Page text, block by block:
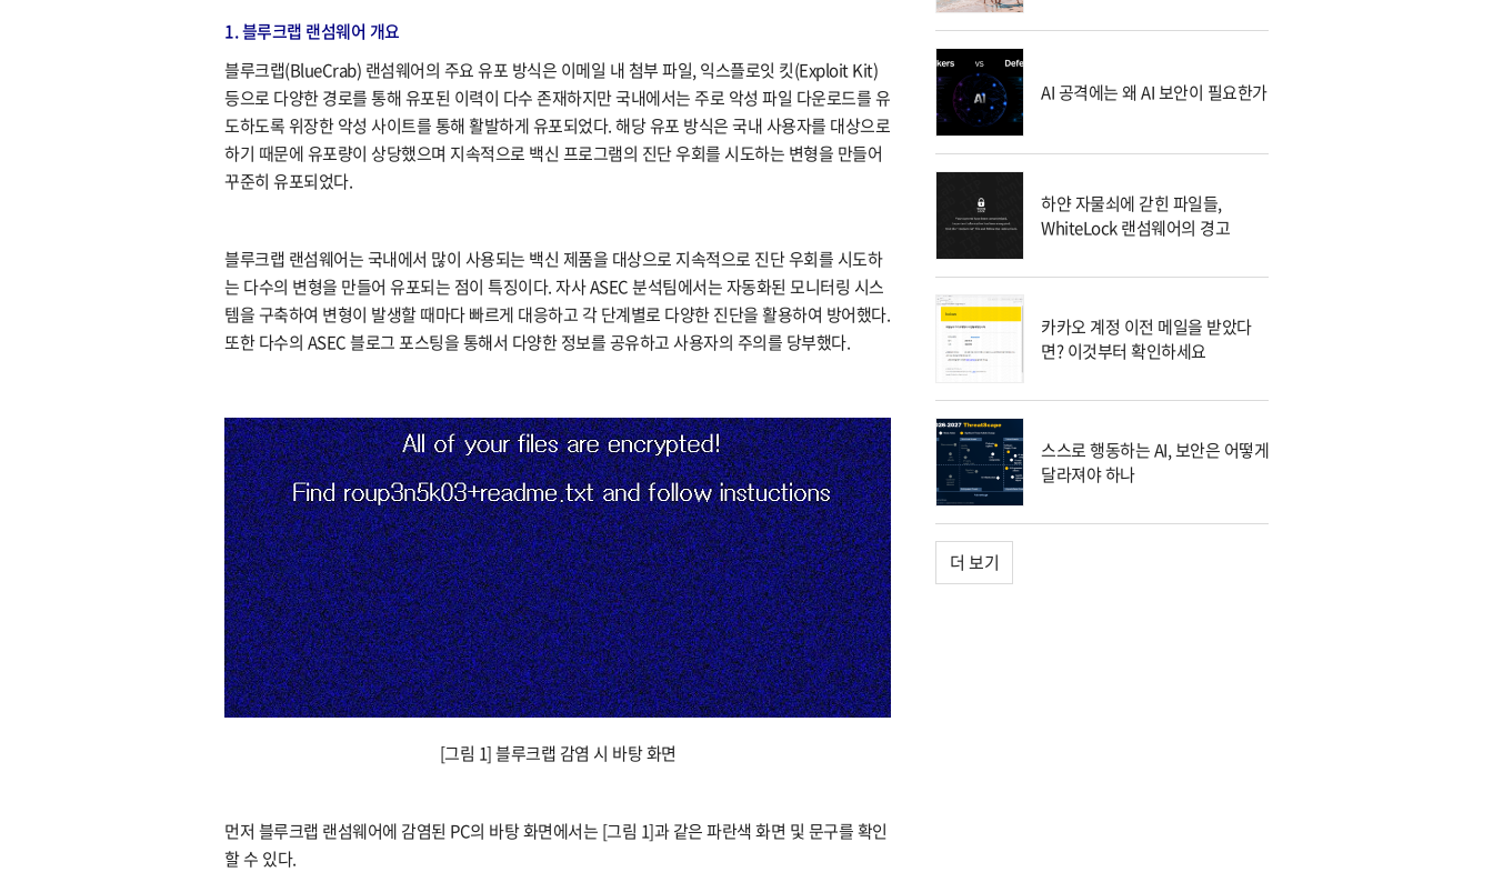
1. 블루크랩 랜섬웨어 개요
블루크랩(BlueCrab) 랜섬웨어의 주요 유포 방식은 이메일 내 첨부 파일, 익스플로잇 킷(Exploit Kit)
등으로 다양한 경로를 통해 유포된 이력이 다수 존재하지만 국내에서는 주로 악성 파일 다운로드를 유
도하도록 위장한 악성 사이트를 통해 활발하게 유포되었다. 해당 유포 방식은 국내 사용자를 대상으로
하기 때문에 유포량이 상당했으며 지속적으로 백신 프로그램의 진단 우회를 시도하는 변형을 만들어
꾸준히 유포되었다.
블루크랩 랜섬웨어는 국내에서 많이 사용되는 백신 제품을 대상으로 지속적으로 진단 우회를 시도하
는 다수의 변형을 만들어 유포되는 점이 특징이다. 자사 ASEC 분석팀에서는 자동화된 모니터링 시스
템을 구축하여 변형이 발생할 때마다 빠르게 대응하고 각 단계별로 다양한 진단을 활용하여 방어했다.
또한 다수의 ASEC 블로그 포스팅을 통해서 다양한 정보를 공유하고 사용자의 주의를 당부했다.
[그림 1] 블루크랩 감염 시 바탕 화면
먼저 블루크랩 랜섬웨어에 감염된 PC의 바탕 화면에서는 [그림 1]과 같은 파란색 화면 및 문구를 확인
할 수 있다.
AI 공격에는 왜 AI 보안이 필요한가
하얀 자물쇠에 갇힌 파일들,
WhiteLock 랜섬웨어의 경고
카카오 계정 이전 메일을 받았다
면? 이것부터 확인하세요
스스로 행동하는 AI, 보안은 어떻게
달라져야 하나
더 보기